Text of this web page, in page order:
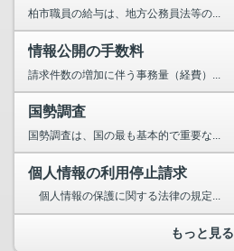
柏市職員の給与は、地方公務員法等の...
情報公開の手数料
請求件数の増加に伴う事務量（経費）...
国勢調査
国勢調査は、国の最も基本的で重要な...
個人情報の利用停止請求
個人情報の保護に関する法律の規定...
もっと見る